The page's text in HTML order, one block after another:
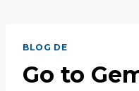
BLOG DE
Go to